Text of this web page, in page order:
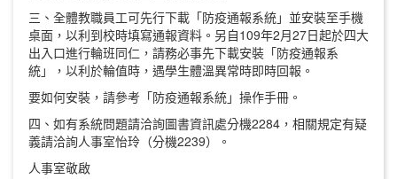
三、全體教職員工可先行下載「防疫通報系統」並安裝至手機
桌面，以利到校時填寫通報資料。另自109年2月27日起於四大
出入口進行輪班同仁，請務必事先下載安裝「防疫通報系
統」，以利於輪值時，遇學生體溫異常時即時回報。
要如何安裝，請參考「防疫通報系統」操作手冊。
四、如有系統問題請洽詢圖書資訊處分機2284，相關規定有疑
義請洽詢人事室怡玲（分機2239）。
人事室敬啟